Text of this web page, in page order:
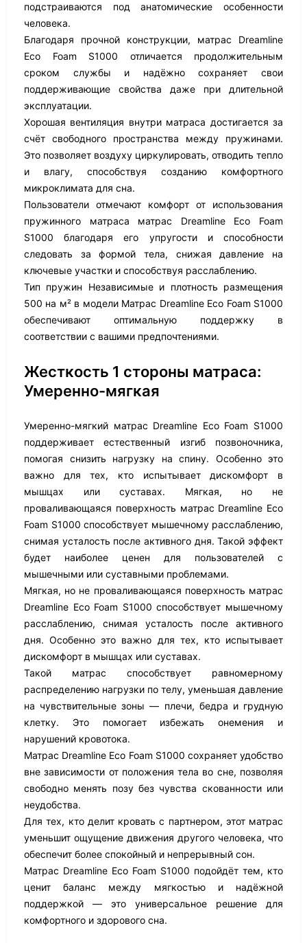
подстраиваются под анатомические особенности
человека.
Благодаря прочной конструкции, матрас Dreamline
Eco Foam S1000 отличается продолжительным
сроком службы и надёжно сохраняет свои
поддерживающие свойства даже при длительной
эксплуатации.
Хорошая вентиляция внутри матраса достигается за
счёт свободного пространства между пружинами.
Это позволяет воздуху циркулировать, отводить тепло
и влагу, способствуя созданию комфортного
микроклимата для сна.
Пользователи отмечают комфорт от использования
пружинного матраса матрас Dreamline Eco Foam
S1000 благодаря его упругости и способности
следовать за формой тела, снижая давление на
ключевые участки и способствуя расслаблению.
Тип пружин Независимые и плотность размещения
500 на м² в модели Матрас Dreamline Eco Foam S1000
обеспечивают оптимальную поддержку в
соответствии с вашими предпочтениями.
Жесткость 1 стороны матраса:
Умеренно-мягкая
Умеренно-мягкий матрас Dreamline Eco Foam S1000
поддерживает естественный изгиб позвоночника,
помогая снизить нагрузку на спину. Особенно это
важно для тех, кто испытывает дискомфорт в
мышцах или суставах. Мягкая, но не
проваливающаяся поверхность матрас Dreamline Eco
Foam S1000 способствует мышечному расслаблению,
снимая усталость после активного дня. Такой эффект
будет наиболее ценен для пользователей с
мышечными или суставными проблемами.
Мягкая, но не проваливающаяся поверхность матрас
Dreamline Eco Foam S1000 способствует мышечному
расслаблению, снимая усталость после активного
дня. Особенно это важно для тех, кто испытывает
дискомфорт в мышцах или суставах.
Такой матрас способствует равномерному
распределению нагрузки по телу, уменьшая давление
на чувствительные зоны — плечи, бедра и грудную
клетку. Это помогает избежать онемения и
нарушений кровотока.
Матрас Dreamline Eco Foam S1000 сохраняет удобство
вне зависимости от положения тела во сне, позволяя
свободно менять позу без чувства скованности или
неудобства.
Для тех, кто делит кровать с партнером, этот матрас
уменьшит ощущение движения другого человека, что
обеспечит более спокойный и непрерывный сон.
Матрас Dreamline Eco Foam S1000 подойдёт тем, кто
ценит баланс между мягкостью и надёжной
поддержкой — это универсальное решение для
комфортного и здорового сна.